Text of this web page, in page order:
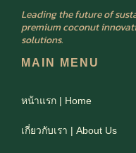
Leading the future of
premium coconut
solutions.
MAIN MENU
หน้าแรก | Home
เกี่ยวกับเรา | About Us